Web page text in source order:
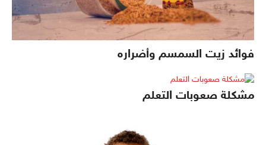
فوائد زيت السمسم وأضراره
مشكلة صعوبات التعلم